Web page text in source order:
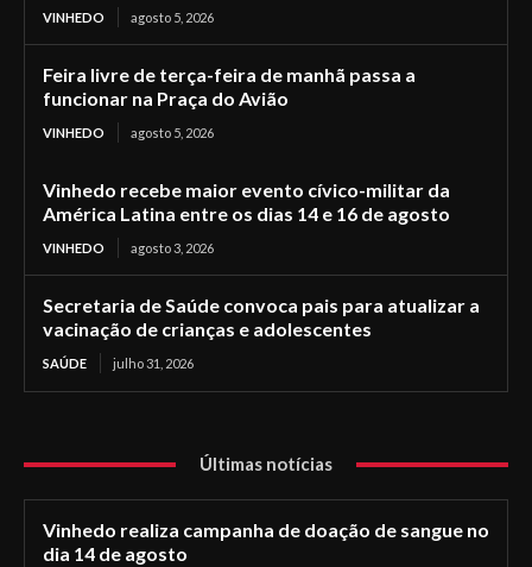
VINHEDO agosto 5, 2026
Feira livre de terça-feira de manhã passa a
funcionar na Praça do Avião
VINHEDO agosto 5, 2026
Vinhedo recebe maior evento cívico-militar da
América Latina entre os dias 14 e 16 de agosto
VINHEDO agosto 3, 2026
Secretaria de Saúde convoca pais para atualizar a
vacinação de crianças e adolescentes
SAÚDE julho 31, 2026
Últimas notícias
Vinhedo realiza campanha de doação de sangue no
dia 14 de agosto